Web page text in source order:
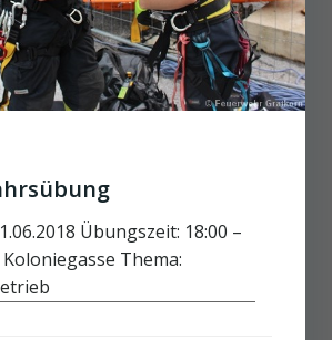
Übungszeit: 18:00 –
Koloniegasse Thema: